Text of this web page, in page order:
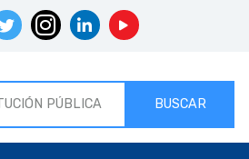
BUSCAR